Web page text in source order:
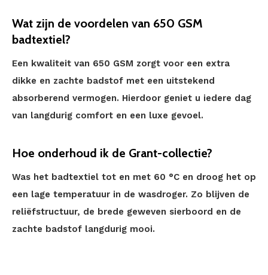
Wat zijn de voordelen van 650 GSM
badtextiel?
Een kwaliteit van 650 GSM zorgt voor een extra
dikke en zachte badstof met een uitstekend
absorberend vermogen. Hierdoor geniet u iedere dag
van langdurig comfort en een luxe gevoel.
Hoe onderhoud ik de Grant-collectie?
Was het badtextiel tot en met 60 °C en droog het op
een lage temperatuur in de wasdroger. Zo blijven de
reliëfstructuur, de brede geweven sierboord en de
zachte badstof langdurig mooi.